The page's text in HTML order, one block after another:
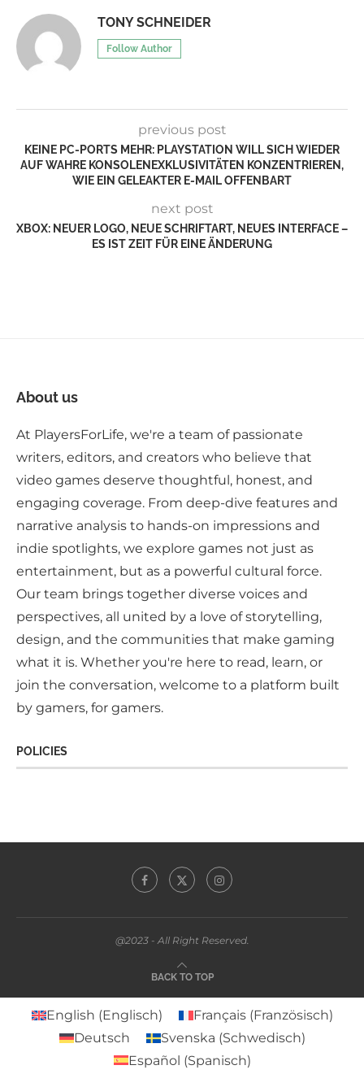
TONY SCHNEIDER
Follow Author
previous post
KEINE PC-PORTS MEHR: PLAYSTATION WILL SICH WIEDER
AUF WAHRE KONSOLENEXKLUSIVITÄTEN KONZENTRIEREN,
WIE EIN GELEAKTER E-MAIL OFFENBART
next post
XBOX: NEUER LOGO, NEUE SCHRIFTART, NEUES INTERFACE –
ES IST ZEIT FÜR EINE ÄNDERUNG
About us
At PlayersForLife, we're a team of passionate
writers, editors, and creators who believe that
video games deserve thoughtful, honest, and
engaging coverage. From deep-dive features and
narrative analysis to hands-on impressions and
indie spotlights, we explore games not just as
entertainment, but as a powerful cultural force.
Our team brings together diverse voices and
perspectives, all united by a love of storytelling,
design, and the communities that make gaming
what it is. Whether you're here to read, learn, or
join the conversation, welcome to a platform built
by gamers, for gamers.
POLICIES
@2023 - All Right Reserved.
BACK TO TOP
English (Englisch) Français(Französisch)
Deutsch
Svenska (Schwedisch)
Español (Spanisch)